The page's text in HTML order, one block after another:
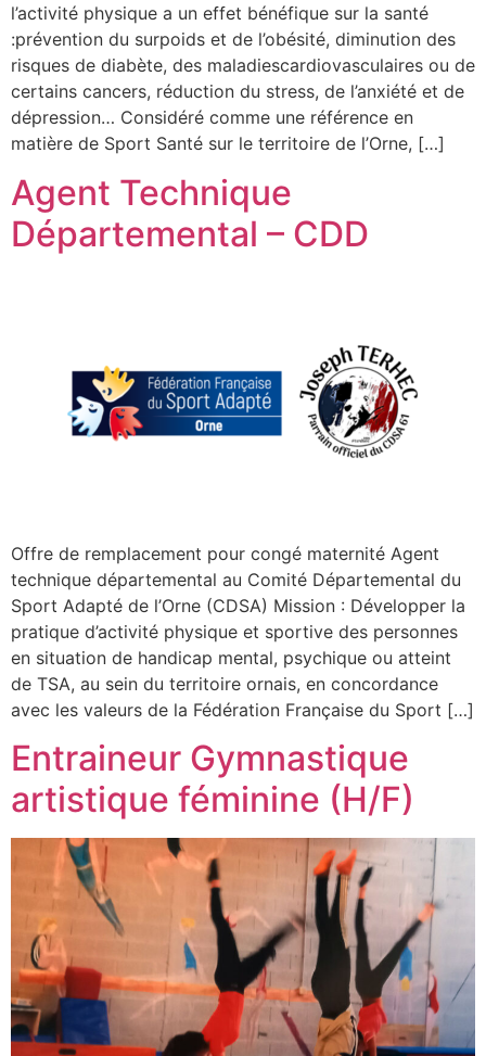
l’activité physique a un effet bénéfique sur la santé
:prévention du surpoids et de l’obésité, diminution des
risques de diabète, des maladiescardiovasculaires ou de
certains cancers, réduction du stress, de l’anxiété et de
dépression… Considéré comme une référence en
matière de Sport Santé sur le territoire de l’Orne, […]
Agent Technique
Départemental – CDD
Offre de remplacement pour congé maternité Agent
technique départemental au Comité Départemental du
Sport Adapté de l’Orne (CDSA) Mission : Développer la
pratique d’activité physique et sportive des personnes
en situation de handicap mental, psychique ou atteint
de TSA, au sein du territoire ornais, en concordance
avec les valeurs de la Fédération Française du Sport […]
Entraineur Gymnastique
artistique féminine (H/F)